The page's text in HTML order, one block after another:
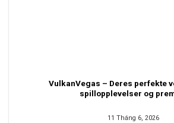
VulkanVegas – Deres perfekte
spillopplevelser og
11 Tháng 6, 2026